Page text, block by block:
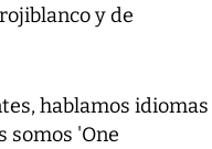
y de
hablamos idiomas
somos 'One